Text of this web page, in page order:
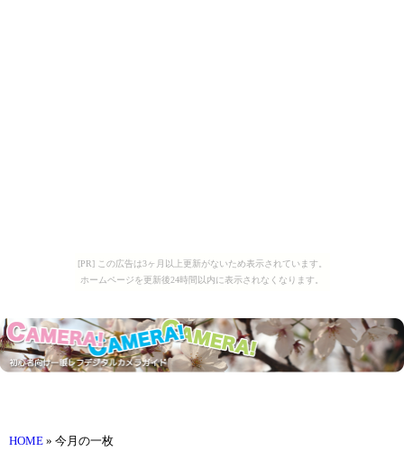
[PR] この広告は3ヶ月以上更新がないため表示されています。
ホームページを更新後24時間以内に表示されなくなります。
HOME » 今月の一枚